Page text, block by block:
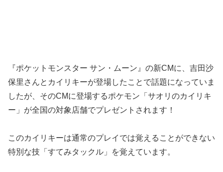
『ポケットモンスター サン・ムーン』の新CMに、吉田沙
保里さんとカイリキーが登場したことで話題になっていま
したが、そのCMに登場するポケモン「サオリのカイリキ
ー」が全国の対象店舗でプレゼントされます！
このカイリキーは通常のプレイでは覚えることができない
特別な技「すてみタックル」を覚えています。